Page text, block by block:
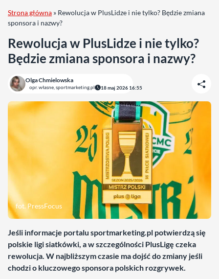
Strona główna » Rewolucja w PlusLidze i nie tylko? Będzie zmiana
sponsora i nazwy?
Rewolucja w PlusLidze i nie tylko?
Będzie zmiana sponsora i nazwy?
Olga Chmielowska
opr. własne, sportmarketing.pl 18 maj 2026 16:55
fot. PressFocus
Jeśli informacje portalu sportmarketing.pl potwierdzą się
polskie ligi siatkówki, a w szczególności PlusLigę czeka
rewolucja. W najbliższym czasie ma dojść do zmiany jeśli
chodzi o kluczowego sponsora polskich rozgrywek.